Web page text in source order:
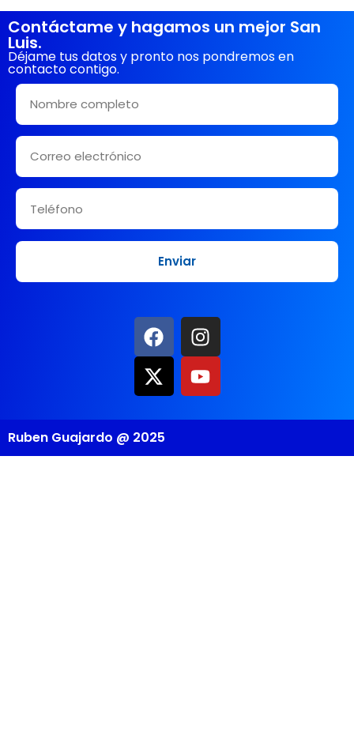
Contáctame y hagamos un mejor San
Luis.
Déjame tus datos y pronto nos pondremos en
contacto contigo.
Ruben Guajardo @ 2025